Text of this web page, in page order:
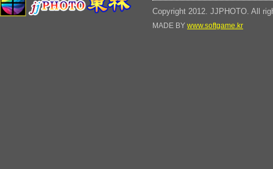
Copyright 2012. JJPHOTO. All
MADE BY www.softgame.kr